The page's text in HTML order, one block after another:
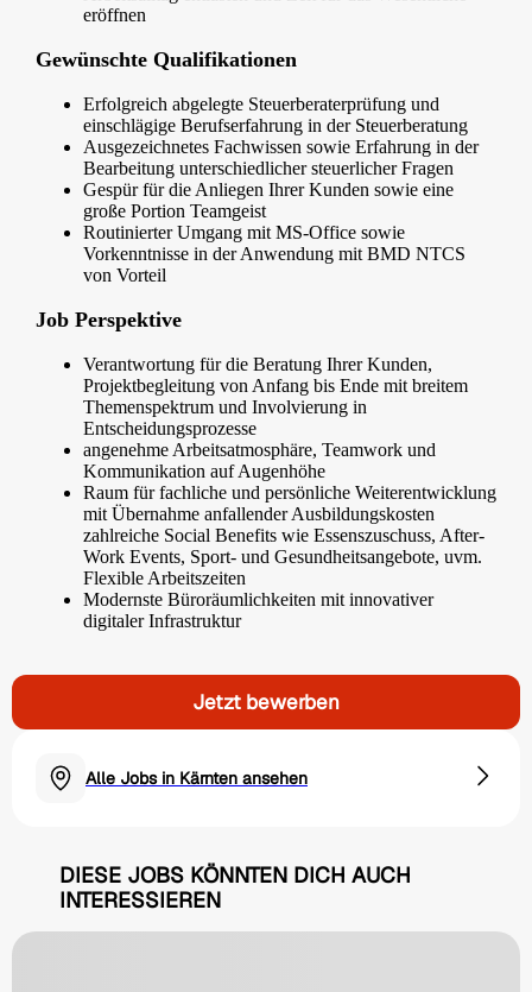
eröffnen
Gewünschte Qualifikationen
Erfolgreich abgelegte Steuerberaterprüfung und
einschlägige Berufserfahrung in der Steuerberatung
Ausgezeichnetes Fachwissen sowie Erfahrung in der
Bearbeitung unterschiedlicher steuerlicher Fragen
Gespür für die Anliegen Ihrer Kunden sowie eine
große Portion Teamgeist
Routinierter Umgang mit MS-Office sowie
Vorkenntnisse in der Anwendung mit BMD NTCS
von Vorteil
Job Perspektive
Verantwortung für die Beratung Ihrer Kunden,
Projektbegleitung von Anfang bis Ende mit breitem
Themenspektrum und Involvierung in
Entscheidungsprozesse
angenehme Arbeitsatmosphäre, Teamwork und
Kommunikation auf Augenhöhe
Raum für fachliche und persönliche Weiterentwicklung
mit Übernahme anfallender Ausbildungskosten
zahlreiche Social Benefits wie Essenszuschuss, After-
Work Events, Sport- und Gesundheitsangebote, uvm.
Flexible Arbeitszeiten
Modernste Büroräumlichkeiten mit innovativer
digitaler Infrastruktur
Jetzt bewerben
Alle Jobs in Kärnten ansehen
DIESE JOBS KÖNNTEN DICH AUCH
INTERESSIEREN